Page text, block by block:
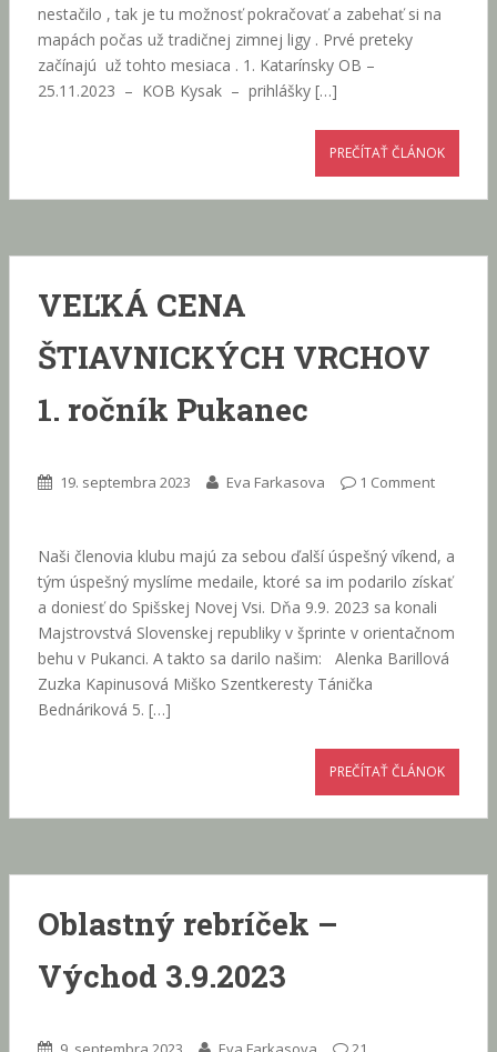
nestačilo , tak je tu možnosť pokračovať a zabehať si na
mapách počas už tradičnej zimnej ligy . Prvé preteky
začínajú už tohto mesiaca . 1. Katarínsky OB –
25.11.2023 – KOB Kysak – prihlášky […]
PREČÍTAŤ ČLÁNOK
VEĽKÁ CENA
ŠTIAVNICKÝCH VRCHOV
1. ročník Pukanec
19. septembra 2023 Eva Farkasova 1 Comment
Naši členovia klubu majú za sebou ďalší úspešný víkend, a
tým úspešný myslíme medaile, ktoré sa im podarilo získať
a doniesť do Spišskej Novej Vsi. Dňa 9.9. 2023 sa konali
Majstrovstvá Slovenskej republiky v šprinte v orientačnom
behu v Pukanci. A takto sa darilo našim: Alenka Barillová
Zuzka Kapinusová Miško Szentkeresty Tánička
Bednáriková 5. […]
PREČÍTAŤ ČLÁNOK
Oblastný rebríček –
Východ 3.9.2023